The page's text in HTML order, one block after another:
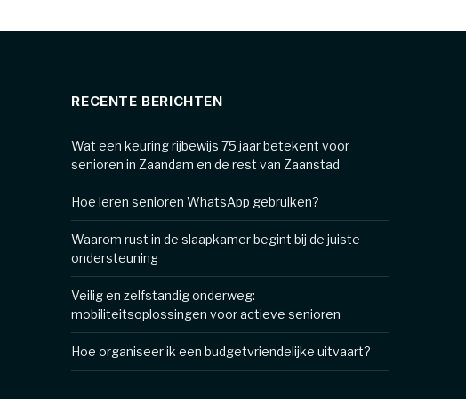
RECENTE BERICHTEN
Wat een keuring rijbewijs 75 jaar betekent voor
senioren in Zaandam en de rest van Zaanstad
Hoe leren senioren WhatsApp gebruiken?
Waarom rust in de slaapkamer begint bij de juiste
ondersteuning
Veilig en zelfstandig onderweg:
mobiliteitsoplossingen voor actieve senioren
Hoe organiseer ik een budgetvriendelijke uitvaart?